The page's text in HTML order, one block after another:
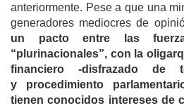
anteriormente. Pese a que una
generadores mediocres de
un pacto entre las
“plurinacionales”, con la
financiero
-disfrazado de
y procedimiento
tienen conocidos intereses de